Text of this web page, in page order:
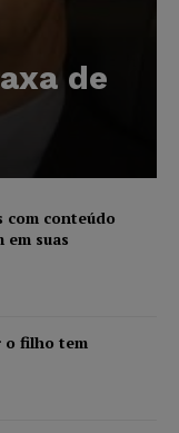
de
com conteúdo
suas
o filho tem